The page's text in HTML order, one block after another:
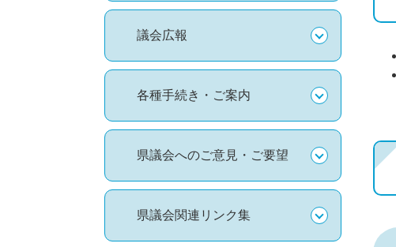
議会広報
各種手続き・ご案内
県議会へのご意見・ご要望
県議会関連リンク集